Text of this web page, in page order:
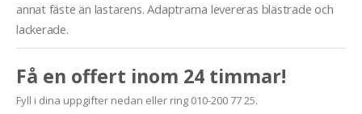
annat fäste än lastarens. Adaptrarna levereras blästrade och
lackerade.
Få en offert inom 24 timmar!
Fyll i dina uppgifter nedan eller ring 010-200 77 25.